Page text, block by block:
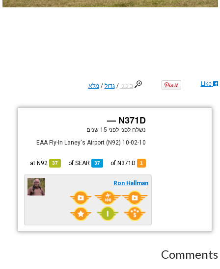
בינוני /גדול /מלא Like
N371D —
נשלח לפני לפני 15 שנים
EAA Fly-In Laney's Airport (N92) 10-02-10
1
37
SEAR
37
N92
Ron Hallman
Comments